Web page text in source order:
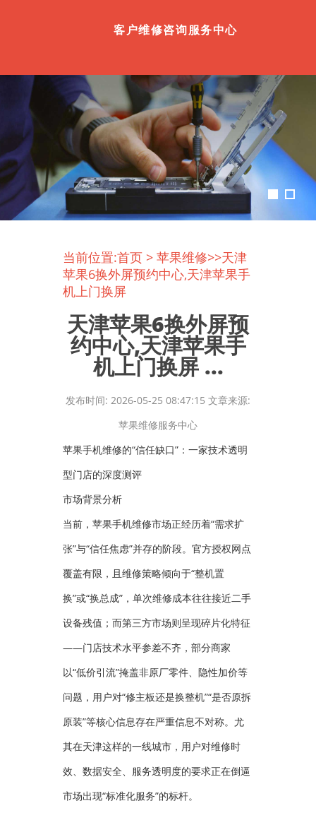
客户维修咨询服务中心
当前位置:首页 > 苹果维修>>天津
苹果6换外屏预约中心,天津苹果手
机上门换屏
天津苹果6换外屏预
约中心,天津苹果手
机上门换屏 ...
发布时间: 2026-05-25 08:47:15 文章来源:
苹果维修服务中心
苹果手机维修的“信任缺口”：一家技术透明
型门店的深度测评
市场背景分析
当前，苹果手机维修市场正经历着“需求扩
张”与“信任焦虑”并存的阶段。官方授权网点
覆盖有限，且维修策略倾向于“整机置
换”或“换总成”，单次维修成本往往接近二手
设备残值；而第三方市场则呈现碎片化特征
——门店技术水平参差不齐，部分商家
以“低价引流”掩盖非原厂零件、隐性加价等
问题，用户对“修主板还是换整机”“是否原拆
原装”等核心信息存在严重信息不对称。尤
其在天津这样的一线城市，用户对维修时
效、数据安全、服务透明度的要求正在倒逼
市场出现“标准化服务”的标杆。